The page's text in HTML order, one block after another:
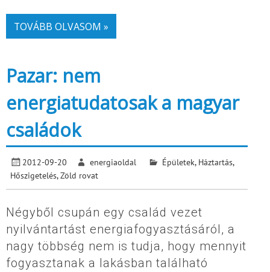
TOVÁBB OLVASOM »
Pazar: nem
energiatudatosak a magyar
családok
2012-09-20 energiaoldal Épületek, Háztartás,
Hőszigetelés,Zöld rovat
Négyből csupán egy család vezet
nyilvántartást energiafogyasztásáról, a
nagy többség nem is tudja, hogy mennyit
fogyasztanak a lakásban található